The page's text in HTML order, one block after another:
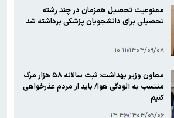
ممنوعیت تحصیل همزمان در چند رشته
تحصیلی برای دانشجویان پزشکی برداشته شد
۱۴۰۴/۰۹/۰۸ ۱۰:۱۱
معاون وزیر بهداشت: ثبت سالانه ۵۸ هزار مرگ
منتسب به آلودگی هوا/ باید از مردم عذرخواهی
کنیم
۱۴۰۴/۰۹/۰۶ ۱۴:۴۶